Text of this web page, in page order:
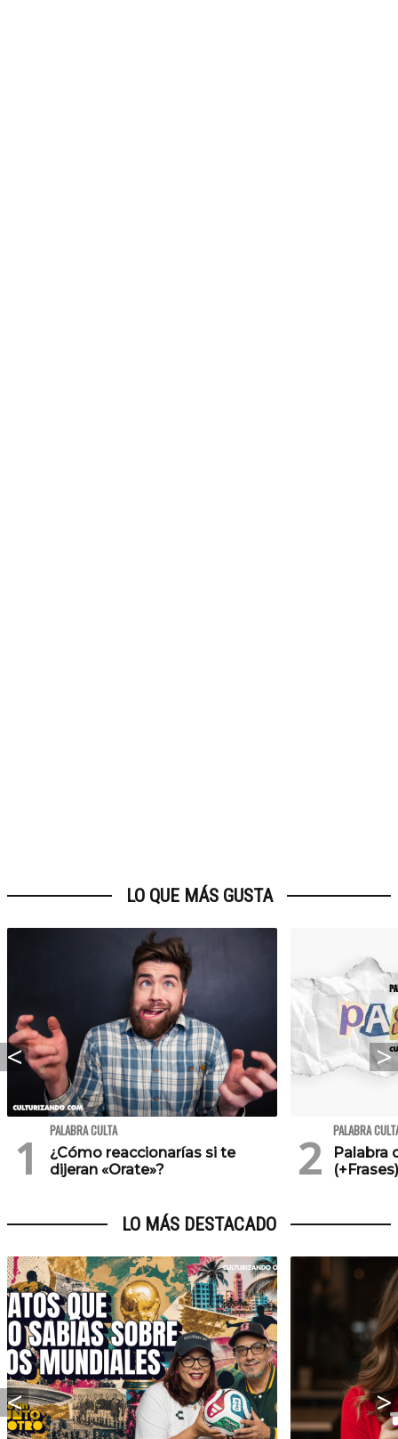
LO QUE MÁS GUSTA
PALABRA CULTA
¿Cómo reaccionarías si te
dijeran «Orate»?
PALABRA
Palabra
(+Frases)
LO MÁS DESTACADO